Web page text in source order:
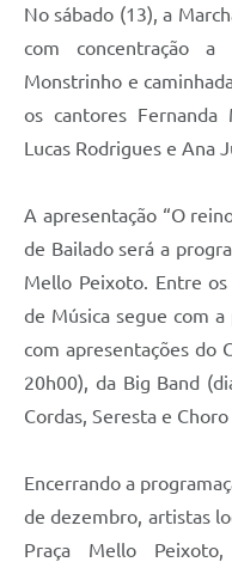
No sábado (13), a
com concentração
Monstrinho e
os cantores Fernanda
Lucas Rodrigues e Ana
A apresentação “O
de Bailado será a
Mello Peixoto. Entre
de Música segue com a
com apresentações do
20h00), da Big Band
Cordas, Seresta e
Encerrando a
de dezembro, artistas
Praça Mello